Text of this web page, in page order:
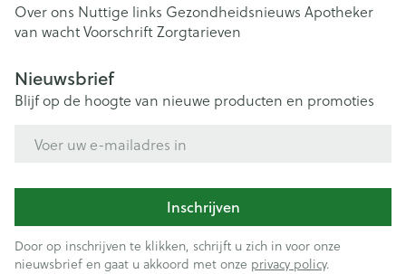
Over ons Nuttige links Gezondheidsnieuws Apotheker
van wachtVoorschriftZorgtarieven
Nieuwsbrief
Blijf op de hoogte van nieuwe producten en promoties
Inschrijven
Door op inschrijven te klikken, schrijft u zich in voor onze
nieuwsbrief en gaat u akkoord met onze privacy policy.